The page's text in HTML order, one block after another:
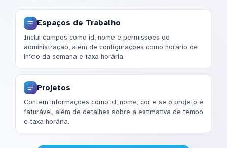
Espaços de Trabalho
Inclui campos como id, nome e permissões de
administração, além de configurações como horário de
início da semana e taxa horária.
Projetos
Contém informações como id, nome, cor e se o projeto é
faturável, além de detalhes sobre a estimativa de tempo
e taxa horária.